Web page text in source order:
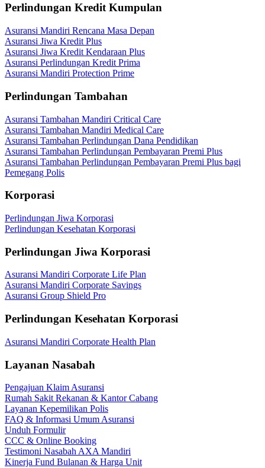
Perlindungan Kredit Kumpulan
Asuransi Mandiri Rencana Masa Depan
Asuransi Jiwa Kredit Plus
Asuransi Jiwa Kredit Kendaraan Plus
Asuransi Perlindungan Kredit Prima
Asuransi Mandiri Protection Prime
Perlindungan Tambahan
Asuransi Tambahan Mandiri Critical Care
Asuransi Tambahan Mandiri Medical Care
Asuransi Tambahan Perlindungan Dana Pendidikan
Asuransi Tambahan Perlindungan Pembayaran Premi Plus
Asuransi Tambahan Perlindungan Pembayaran Premi Plus bagi
Pemegang Polis
Korporasi
Perlindungan Jiwa Korporasi
Perlindungan Kesehatan Korporasi
Perlindungan Jiwa Korporasi
Asuransi Mandiri Corporate Life Plan
Asuransi Mandiri Corporate Savings
Asuransi Group Shield Pro
Perlindungan Kesehatan Korporasi
Asuransi Mandiri Corporate Health Plan
Layanan Nasabah
Pengajuan Klaim Asuransi
Rumah Sakit Rekanan & Kantor Cabang
Layanan Kepemilikan Polis
FAQ & Informasi Umum Asuransi
Unduh Formulir
CCC & Online Booking
Testimoni Nasabah AXA Mandiri
Kinerja Fund Bulanan & Harga Unit